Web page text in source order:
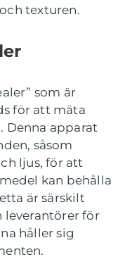
texturen.
som är
för att mäta
Denna apparat
såsom
ljus, för att
kan behålla
är särskilt
för
håller sig